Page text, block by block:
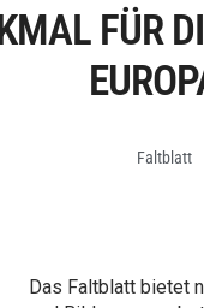
FÜR
Faltblatt
Das Faltblatt bietet